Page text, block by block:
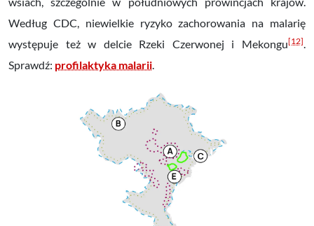
Według CDC, niewielkie ryzyko zachorowania na malarię
występuje też w delcie Rzeki Czerwonej i Mekongu[12].
Sprawdź: profilaktyka malarii.